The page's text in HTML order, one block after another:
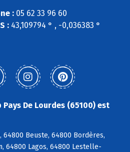
:05 62 33 96 60
:43,109794 ° , -0,036383 °
De Lourdes (65100) est
64800 Beuste, 64800 Bordères,
64800 Lagos, 64800 Lestelle-